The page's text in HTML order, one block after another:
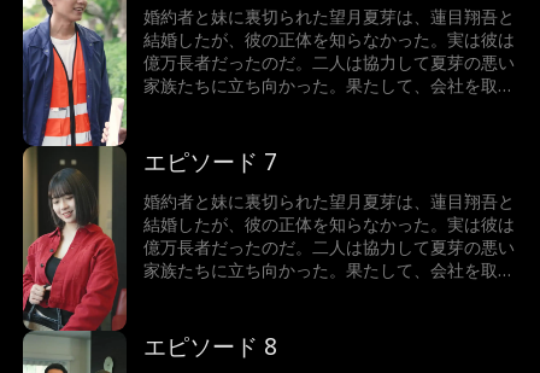
婚約者と妹に裏切られた望月夏芽は、蓮目翔吾と
結婚したが、彼の正体を知らなかった。実は彼は
億万長者だったのだ。二人は協力して夏芽の悪い
家族たちに立ち向かった。果たして、会社を取り
エピソード 7
婚約者と妹に裏切られた望月夏芽は、蓮目翔吾と
結婚したが、彼の正体を知らなかった。実は彼は
億万長者だったのだ。二人は協力して夏芽の悪い
家族たちに立ち向かった。果たして、会社を取り
エピソード 8